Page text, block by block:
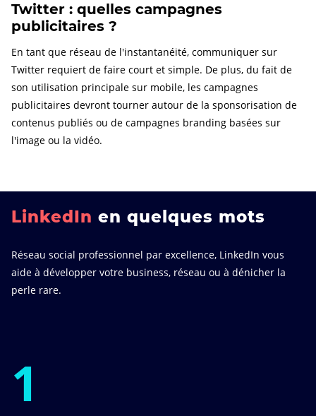
Twitter : quelles campagnes
publicitaires ?
En tant que réseau de l'instantanéité, communiquer sur
Twitter requiert de faire court et simple. De plus, du fait de
son utilisation principale sur mobile, les campagnes
publicitaires devront tourner autour de la sponsorisation de
contenus publiés ou de campagnes branding basées sur
l'image ou la vidéo.
LinkedIn en quelques mots
Réseau social professionnel par excellence, LinkedIn vous
aide à développer votre business, réseau ou à dénicher la
perle rare.
1